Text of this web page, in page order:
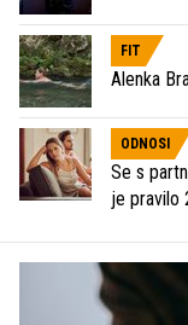
FIT
Alenka
ODNOSI
Se s
je pravilo